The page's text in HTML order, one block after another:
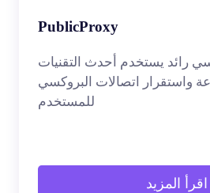
PublicProxy
رائد يستخدم أحدث التقنيات
واستقرار اتصالات البروكسي
للمستخدم
اقرأ المزيد